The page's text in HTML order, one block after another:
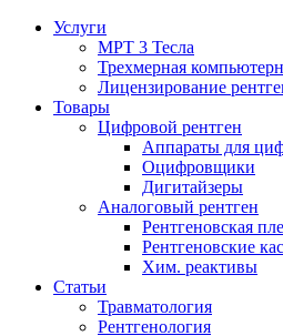
Услуги
МРТ 3 Тесла
Трехмерная
Лицензирование
Товары
Цифровой рентген
Аппараты для
Оцифровщики
Дигитайзеры
Аналоговый рентген
Рентгеновская
Рентгеновские
Хим. реактивы
Статьи
Травматология
Рентгенология